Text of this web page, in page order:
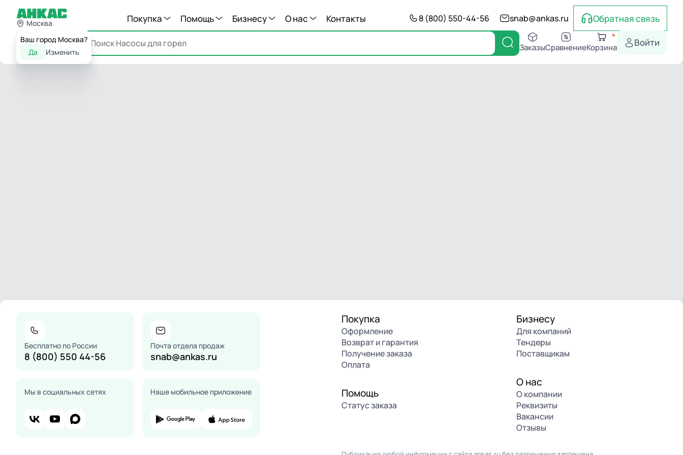
Москва
Ваш город Москва?
Да
Изменить
Покупка Помощь Бизнесу О нас Контакты 8 (800) 550-44-56 snab@ankas.ru Обратная связь
Каталог ЗаказыСравнениеКорзина Войти
Бесплатно по России
8 (800) 550 44-56
Почта отдела продаж
snab@ankas.ru
Мы в социальных сетях Наше мобильное приложение
Покупка
Оформление
Возврат и гарантия
Получение заказа
Оплата
Помощь
Статус заказа
Бизнесу
Для компаний
Тендеры
Поставщикам
О нас
О компании
Реквизиты
Вакансии
Отзывы